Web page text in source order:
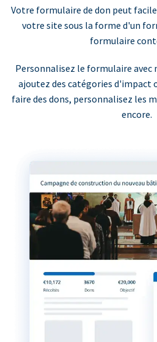
Votre formulaire de don peut
votre site sous la forme d'un
formulaire
Personnalisez le formulaire
ajoutez des catégories d'impact
faire des dons, personnalisez les
encore.